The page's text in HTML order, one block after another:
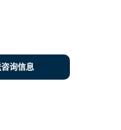
询信息